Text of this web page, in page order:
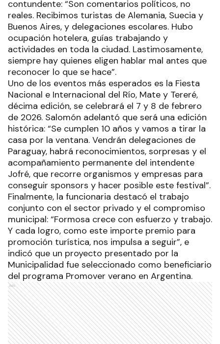
contundente: “Son comentarios políticos, no
reales. Recibimos turistas de Alemania, Suecia y
Buenos Aires, y delegaciones escolares. Hubo
ocupación hotelera, guías trabajando y
actividades en toda la ciudad. Lastimosamente,
siempre hay quienes eligen hablar mal antes que
reconocer lo que se hace”.
Uno de los eventos más esperados es la Fiesta
Nacional e Internacional del Río, Mate y Tereré,
décima edición, se celebrará el 7 y 8 de febrero
de 2026. Salomón adelantó que será una edición
histórica: “Se cumplen 10 años y vamos a tirar la
casa por la ventana. Vendrán delegaciones de
Paraguay, habrá reconocimientos, sorpresas y el
acompañamiento permanente del intendente
Jofré, que recorre organismos y empresas para
conseguir sponsors y hacer posible este festival”.
Finalmente, la funcionaria destacó el trabajo
conjunto con el sector privado y el compromiso
municipal: “Formosa crece con esfuerzo y trabajo.
Y cada logro, como este importe premio para
promoción turística, nos impulsa a seguir”, e
indicó que un proyecto presentado por la
Municipalidad fue seleccionado como beneficiario
del programa Promover verano en Argentina.
Ads